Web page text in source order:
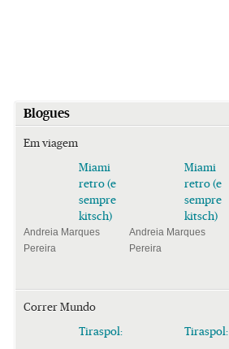
Blogues
Em viagem
Miami
retro (e
sempre
kitsch)
Andreia Marques
Pereira
Miami
retro (e
sempre
kitsch)
Andreia Marques
Pereira
Correr Mundo
Tiraspol:
Tiraspol: